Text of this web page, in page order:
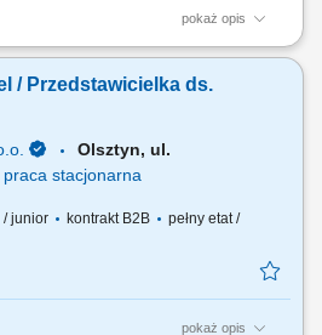
pokaż opis
portfela klientów oraz relacji
spotkań handlowych w formie online
celów sprzedażowych przy
/ Przedstawicielka ds.
Olsztyn, ul.
praca stacjonarna
/ junior kontrakt B2B
pełny etat /
pokaż opis